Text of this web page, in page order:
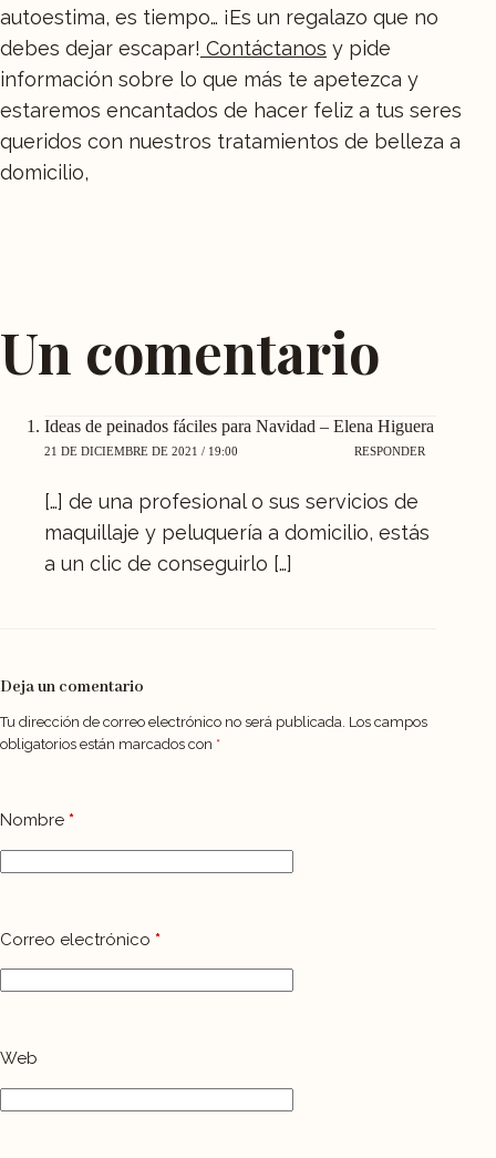
autoestima, es tiempo… ¡Es un regalazo que no
debes dejar escapar! Contáctanos y pide
información sobre lo que más te apetezca y
estaremos encantados de hacer feliz a tus seres
queridos con nuestros tratamientos de belleza a
domicilio,
Un comentario
Ideas de peinados fáciles para Navidad – Elena Higuera
21 DE DICIEMBRE DE 2021 / 19:00 RESPONDER
[…] de una profesional o sus servicios de
maquillaje y peluquería a domicilio, estás
a un clic de conseguirlo […]
Deja un comentario
Tu dirección de correo electrónico no será publicada. Los campos
obligatorios están marcados con *
Nombre *
Correo electrónico *
Web